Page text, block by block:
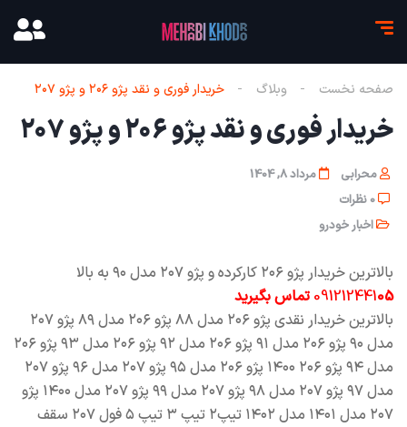
صفحه نخست وبلاگ خریدار فوری و نقد پژو ٢٠٦ و پژو ٢٠٧
خریدار فوری و نقد پژو ٢٠٦ و پژو ٢٠٧
محرابی
مرداد 8, 1404
0 نظرات
اخبار خودرو
بالاترین خریدار پژو ٢٠٦ کارکرده و پژو ٢٠٧ مدل ۹۰ به بالا
09121244105 تماس بگیرید
بالاترین خریدار نقدی پژو ۲۰۶ مدل ٨٨ پژو ۲۰۶ مدل ٨٩ پژو ۲۰۷
مدل ٩٠ پژو ۲۰۶ مدل ٩١ پژو ۲۰۶ مدل ٩٢ پژو ۲۰۶ مدل ٩٣ پژو ۲۰۶
مدل ٩٤ پژو ۲۰۶ ۱۴۰۰ پژو ٢٠٦ مدل ٩٥ پژو ۲۰۷ مدل ٩٦ پژو ۲۰۷
مدل ٩٧ پژو ۲۰۷ مدل ٩٨ پژو ۲۰۷ مدل ٩٩ پژو ۲۰۷ مدل ١٤٠٠ پژو
۲۰۷ مدل ١٤٠١ مدل ١٤٠٢ تیپ٢ تیپ ٣ تیپ ٥ فول ٢٠٧ سقف